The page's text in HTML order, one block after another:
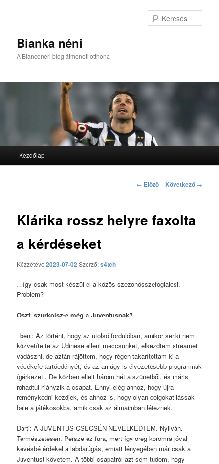
Bianka néni
A Bianconeri blog átmeneti otthona
Tovább az elsődleges tartalomra
Tovább a másodlagos tartalomra
Kezdőlap
Bejegyzés navigáció
← Előző Következő →
Klárika rossz helyre faxolta
a kérdéseket
Közzétéve2023-07-02 Szerző:s4tch
…így csak most készül el a közös szezonösszefoglalcsi.
Problem?
Oszt‘ szurkolsz-e még a Juventusnak?
_beni: Az történt, hogy az utolsó fordulóban, amikor senki nem
közvetítette az Udinese elleni meccsünket, elkezdtem streamet
vadászni, de aztán rájöttem, hogy régen takarítottam ki a
vécékefe tartóedényét, és az amúgy is élvezetesebb programnak
ígérkezett. De közben eltelt három hét a szünetből, és máris
rohadtul hiányzik a csapat. Ennyi elég ahhoz, hogy újra
reménykedni kezdjek, és ahhoz is, hogy olyan dolgokat lássak
bele a játékosokba, amik csak az álmaimban léteznek.
Darti: A JUVENTUS CSECSÉN NEVELKEDTEM. Nyilván.
Természetesen. Persze ez fura, mert így öreg koromra jóval
kevésbé érdekel a labdarúgás, emiatt lényegében már csak a
Juventust követem. A többi csapatról azt sem tudom, hogy